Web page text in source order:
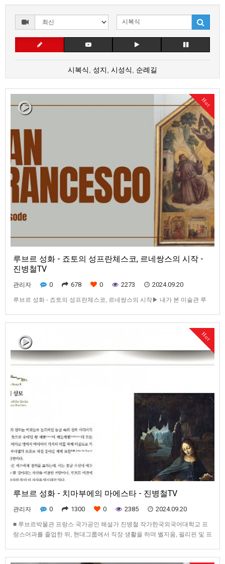
시복식 성지 시성식 순례길
Hot
루브르 성화 - 죠토의 성프란체스코, 르네쌍스의 시작 -
진병철TV
관리자 0 678 0 2273 2024.09.20
루브르 성화 - 죠토의 성프란체스코, 르네쌍스의 시작▶ 내가 본 미술관 루
Hot
루브르 성화 - 치마부에의 마에스타 - 진병철TV
관리자 0 1300 0 2385 2024.09.20
■ 루브르박물관 프랑스 국가공인 해설가 진병철 작가한국외국어대학교 프
랑스어과를 졸업한 뒤, 현대그룹에서 직장 생활을 하며 벨지움, 필리핀 및 프